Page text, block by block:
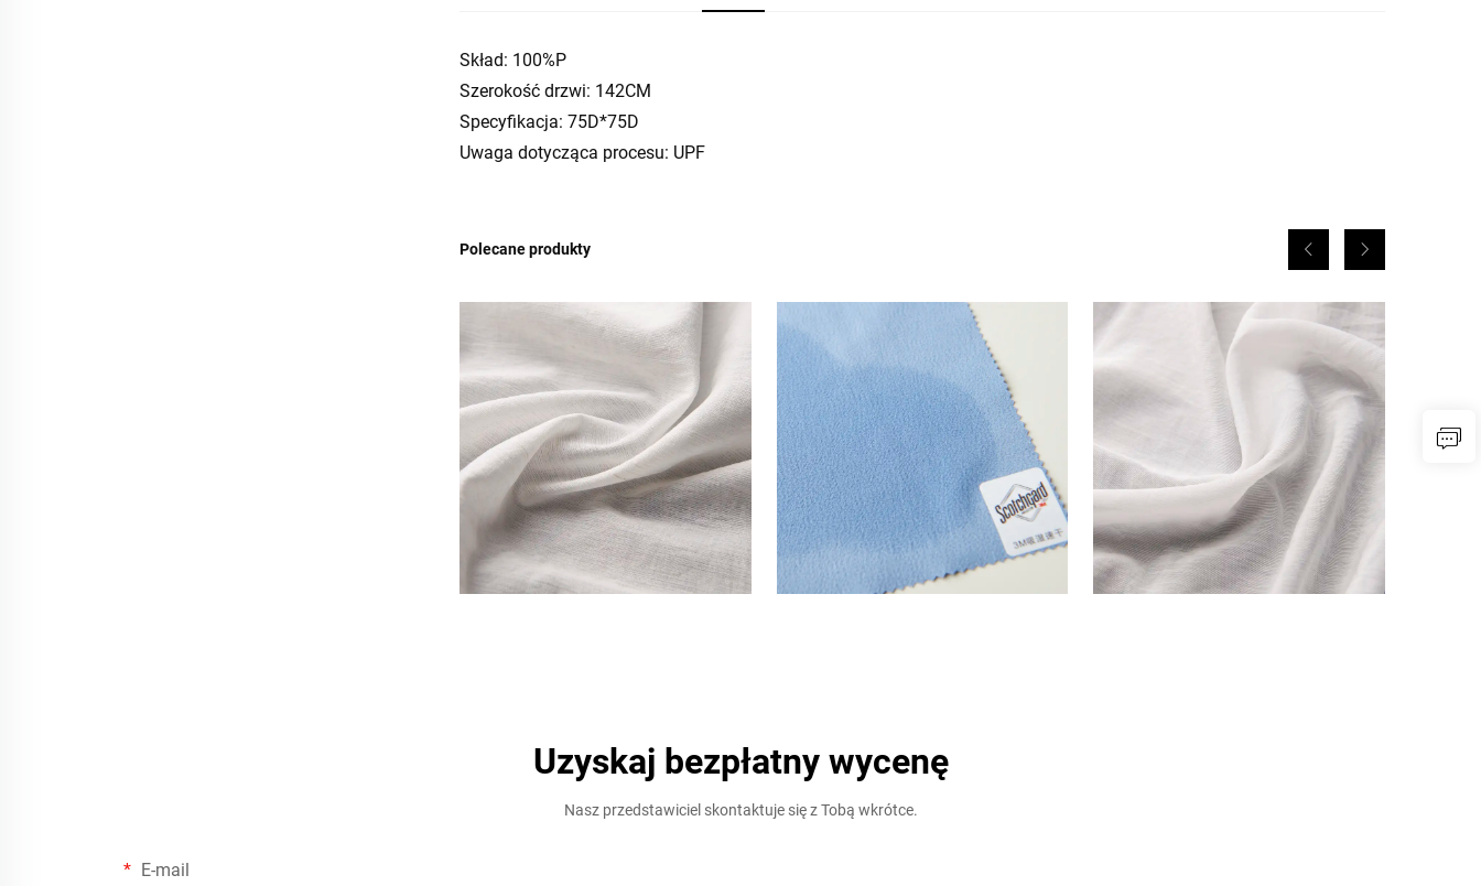
Skład: 100%P
Szerokość drzwi: 142CM
Specyfikacja: 75D*75D
Uwaga dotycząca procesu: UPF
Polecane produkty
Uzyskaj bezpłatny wycenę
Nasz przedstawiciel skontaktuje się z Tobą wkrótce.
E-mail